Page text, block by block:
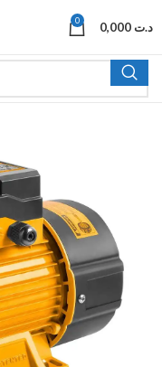
0 د.ت